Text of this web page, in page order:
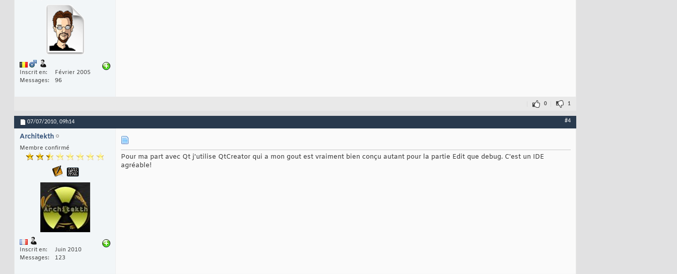
Inscrit en
Février 2005
Messages
96
0 1
07/07/2010, 09h14 #4
Architekth
Membre confirmé
Inscrit en
Juin 2010
Messages
123
Pour ma part avec Qt j'utilise QtCreator qui a mon gout est vraiment bien conçu autant pour la partie Edit que debug. C'est un IDE
agréable!